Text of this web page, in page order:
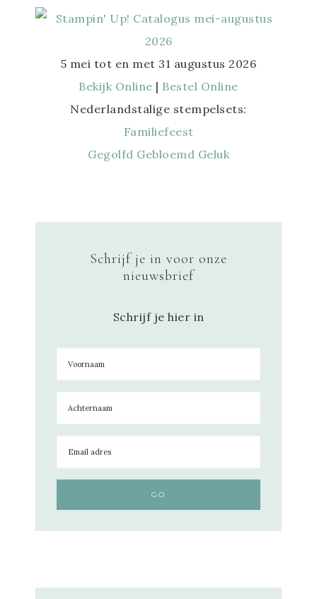
5 mei tot en met 31 augustus 2026
Bekijk Online | Bestel Online
Nederlandstalige stempelsets:
Familiefeest
Gegolfd Gebloemd Geluk
Schrijf je in voor onze
nieuwsbrief
Schrijf je hier in